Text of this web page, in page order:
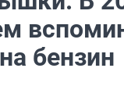
бензин